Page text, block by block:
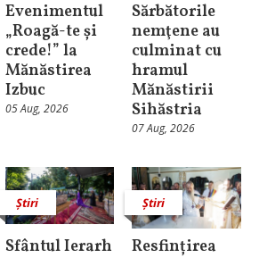
Evenimentul
„Roagă-te și
crede!” la
Mănăstirea
Izbuc
05 Aug, 2026
Sărbătorile
nemţene au
culminat cu
hramul
Mănăstirii
Sihăstria
07 Aug, 2026
Știri
Sfântul Ierarh
Știri
Resfințirea